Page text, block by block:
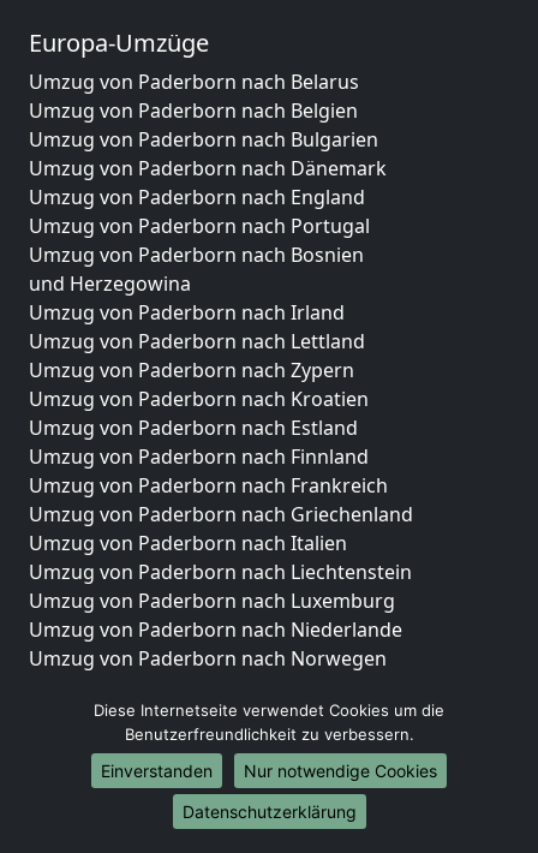
Europa-Umzüge
Umzug von Paderborn nach Belarus
Umzug von Paderborn nach Belgien
Umzug von Paderborn nach Bulgarien
Umzug von Paderborn nach Dänemark
Umzug von Paderborn nach England
Umzug von Paderborn nach Portugal
Umzug von Paderborn nach Bosnien
und Herzegowina
Umzug von Paderborn nach Irland
Umzug von Paderborn nach Lettland
Umzug von Paderborn nach Zypern
Umzug von Paderborn nach Kroatien
Umzug von Paderborn nach Estland
Umzug von Paderborn nach Finnland
Umzug von Paderborn nach Frankreich
Umzug von Paderborn nach Griechenland
Umzug von Paderborn nach Italien
Umzug von Paderborn nach Liechtenstein
Umzug von Paderborn nach Luxemburg
Umzug von Paderborn nach Niederlande
Umzug von Paderborn nach Norwegen
Umzüge-Deutschlandweit
Umzug von Paderborn nach Berlin
Umzug von Paderborn nach Hamburg
Umzug von Paderborn nach München
Umzug von Paderborn nach Köln
Diese Internetseite verwendet Cookies um die
Benutzerfreundlichkeit zu verbessern.
Einverstanden
Nur notwendige Cookies
Datenschutzerklärung